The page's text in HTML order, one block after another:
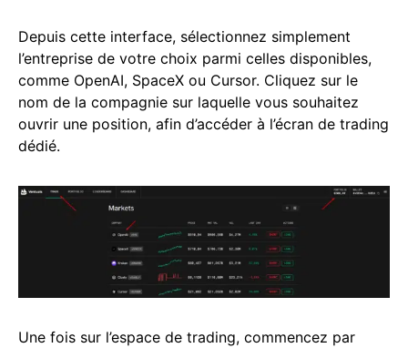
Depuis cette interface, sélectionnez simplement
l’entreprise de votre choix parmi celles disponibles,
comme OpenAI, SpaceX ou Cursor. Cliquez sur le
nom de la compagnie sur laquelle vous souhaitez
ouvrir une position, afin d’accéder à l’écran de trading
dédié.
Une fois sur l’espace de trading, commencez par